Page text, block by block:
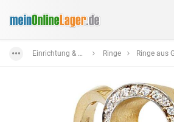
Einrichtung & Wohnaccessoires Ringe Ringe aus